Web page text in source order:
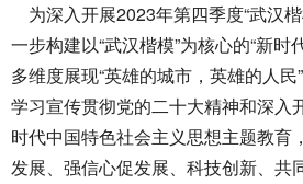
为深入开展2023年第四季度“武汉
一步构建以“武汉楷模”为核心的“新时
多维度展现“英雄的城市，英雄的人
学习宣传贯彻党的二十大精神和深入
时代中国特色社会主义思想主题教育
发展、强信心促发展、科技创新、共